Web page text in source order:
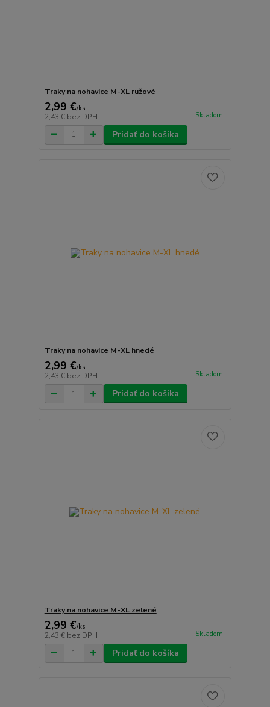
Traky na nohavice M-XL ružové
2,99 €/ks
2,43 € bez DPH Skladom
Pridať do košíka
Traky na nohavice M-XL hnedé
2,99 €/ks
2,43 € bez DPH Skladom
Pridať do košíka
Traky na nohavice M-XL zelené
2,99 €/ks
2,43 € bez DPH Skladom
Pridať do košíka